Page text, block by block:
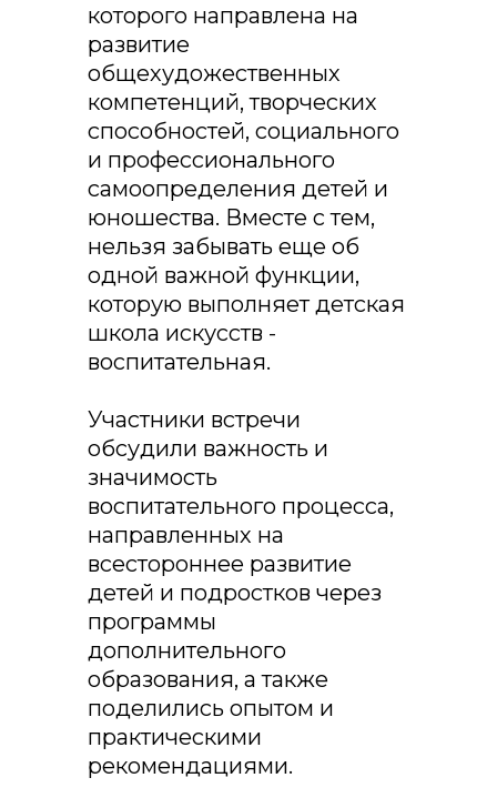
которого направлена на
развитие
общехудожественных
компетенций, творческих
способностей, социального
и профессионального
самоопределения детей и
юношества. Вместе с тем,
нельзя забывать еще об
одной важной функции,
которую выполняет детская
школа искусств -
воспитательная.
Участники встречи
обсудили важность и
значимость
воспитательного процесса,
направленных на
всестороннее развитие
детей и подростков через
программы
дополнительного
образования, а также
поделились опытом и
практическими
рекомендациями.